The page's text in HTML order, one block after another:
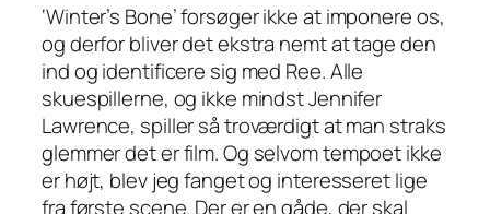
‘Winter’s Bone’ forsøger ikke at imponere os,
og derfor bliver det ekstra nemt at tage den
ind og identificere sig med Ree. Alle
skuespillerne, og ikke mindst Jennifer
Lawrence, spiller så troværdigt at man straks
glemmer det er film. Og selvom tempoet ikke
er højt, blev jeg fanget og interesseret lige
fra første scene. Der er en gåde, der skal